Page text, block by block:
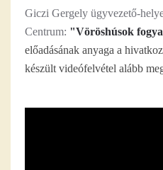
Giczi Gergely ügyvezető-
Centrum: "Vöröshúsok
előadásának anyaga a
készült videófelvétel alább